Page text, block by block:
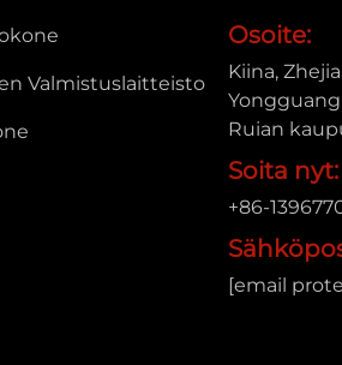
Valmistuslaitteisto
Osoite:
Kiina,
Ruian
Soita nyt:
+86-
[email